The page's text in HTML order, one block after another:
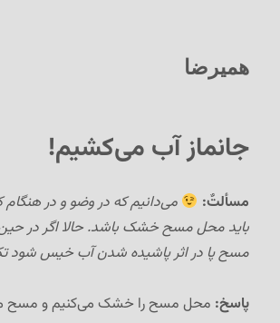
همیرضا
جانماز آب می‌کشیم!
مسألتٌ:
می‌دانیم که در وضو و در
باید محل مسح خشک باشد. حالا اگر در
مسح پا در اثر پاشیده شدن آب خیس شود
پاسخ: محل مسح را خشک می‌کنیم و مسح